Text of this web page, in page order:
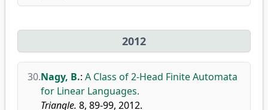
2012
30.Nagy, B.: A Class of 2-Head Finite Automata
for Linear Languages.
Triangle. 8, 89-99, 2012.